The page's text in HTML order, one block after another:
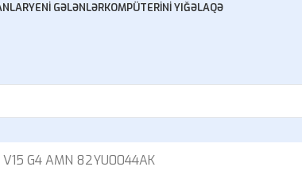
YENI GƏLƏNLƏRKOMPÜTERINI YIĞƏLAQƏ
G4 AMN 82YU0044AK